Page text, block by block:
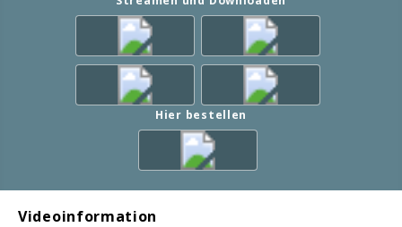
Hier bestellen
Videoinformation